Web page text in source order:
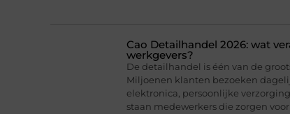
Cao Detailhandel 2026: wat
werkgevers?
De detailhandel is één van de
Miljoenen klanten bezoeken
elektronica, persoonlijke
staan medewerkers die zorgen